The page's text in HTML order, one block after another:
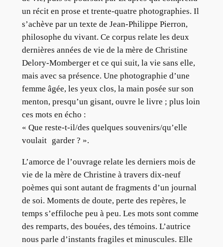
un récit en prose et trente-quatre photographies. Il
s’achève par un texte de Jean-Philippe Pierron,
philosophe du vivant. Ce corpus relate les deux
dernières années de vie de la mère de Christine
Delory-Momberger et ce qui suit, la vie sans elle,
mais avec sa présence. Une photographie d’une
femme âgée, les yeux clos, la main posée sur son
menton, presqu’un gisant, ouvre le livre ; plus loin
ces mots en écho :
« Que reste-t-il/des quelques souvenirs/qu’elle
voulait garder ? ».
L’amorce de l’ouvrage relate les derniers mois de
vie de la mère de Christine à travers dix-neuf
poèmes qui sont autant de fragments d’un journal
de soi. Moments de doute, perte des repères, le
temps s’effiloche peu à peu. Les mots sont comme
des remparts, des bouées, des témoins. L’autrice
nous parle d’instants fragiles et minuscules. Elle